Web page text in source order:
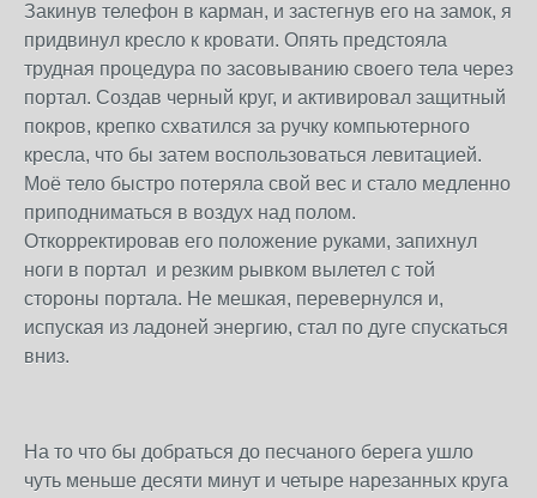
Закинув телефон в карман, и застегнув его на замок, я
придвинул кресло к кровати. Опять предстояла
трудная процедура по засовыванию своего тела через
портал. Создав черный круг, и активировал защитный
покров, крепко схватился за ручку компьютерного
кресла, что бы затем воспользоваться левитацией.
Моё тело быстро потеряла свой вес и стало медленно
приподниматься в воздух над полом.
Откорректировав его положение руками, запихнул
ноги в портал и резким рывком вылетел с той
стороны портала. Не мешкая, перевернулся и,
испуская из ладоней энергию, стал по дуге спускаться
вниз.
На то что бы добраться до песчаного берега ушло
чуть меньше десяти минут и четыре нарезанных круга